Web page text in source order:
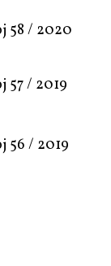
58 / 2020
57 / 2019
56 / 2019